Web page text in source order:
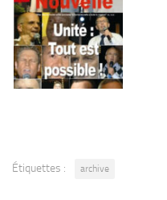
Étiquettes : archive